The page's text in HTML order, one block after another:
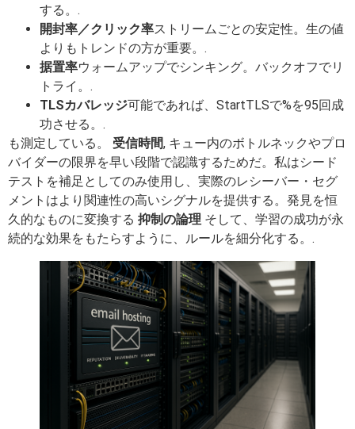
する。.
開封率／クリック率ストリームごとの安定性。生の値
よりもトレンドの方が重要。.
据置率ウォームアップでシンキング。バックオフでリ
トライ。.
TLSカバレッジ可能であれば、StartTLSで%を95回成
功させる。.
も測定している。 受信時間, キュー内のボトルネックやプロ
バイダーの限界を早い段階で認識するためだ。私はシード
テストを補足としてのみ使用し、実際のレシーバー・セグ
メントはより関連性の高いシグナルを提供する。発見を恒
久的なものに変換する 抑制の論理 そして、学習の成功が永
続的な効果をもたらすように、ルールを細分化する。.